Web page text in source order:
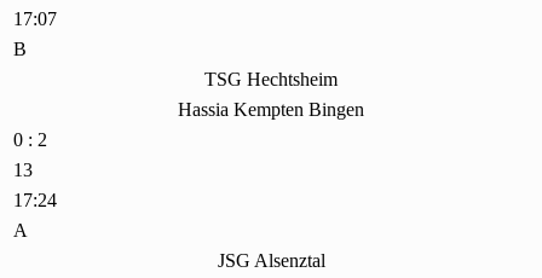
17:07
B
TSG Hechtsheim
Hassia Kempten Bingen
0 : 2
13
17:24
A
JSG Alsenztal